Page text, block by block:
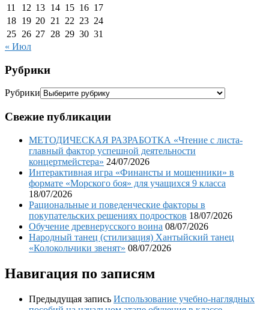
11
12 13 14 15 16 17
18 19 20 21 22 23 24
25 26 27 28 29 30 31
« Июл
Рубрики
Рубрики
Свежие публикации
МЕТОДИЧЕСКАЯ РАЗРАБОТКА «Чтение с листа-
главный фактор успешной деятельности
концертмейстера» 24/07/2026
Интерактивная игра «Финансты и мошенники» в
формате «Морского боя» для учащихся 9 класса
18/07/2026
Рациональные и поведенческие факторы в
покупательских решениях подростков 18/07/2026
Обучение древнерусского воина 08/07/2026
Народный танец (стилизация) Хантыйский танец
«Колокольчики звенят» 08/07/2026
Навигация по записям
Предыдущая запись Использование учебно-наглядных